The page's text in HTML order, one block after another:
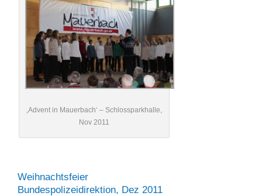
‚Advent in Mauerbach‘ – Schlossparkhalle,
Nov 2011
Weihnachtsfeier
Bundespolizeidirektion, Dez 2011